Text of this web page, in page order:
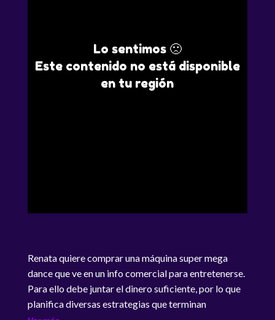
Lo sentimos 🙁
Este contenido no está disponible
en tu región
Renata quiere comprar una máquina super mega
dance que ve en un info comercial para entretenerse.
Para ello debe juntar el dinero suficiente, por lo que
planifica diversas estrategias que terminan